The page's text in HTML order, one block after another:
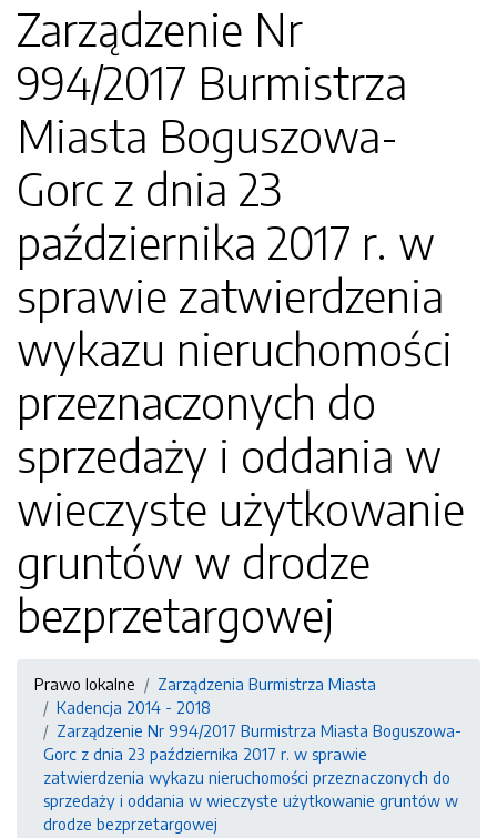
Zarządzenie Nr
994/2017 Burmistrza
Miasta Boguszowa-
Gorc z dnia 23
października 2017 r. w
sprawie zatwierdzenia
wykazu nieruchomości
przeznaczonych do
sprzedaży i oddania w
wieczyste użytkowanie
gruntów w drodze
bezprzetargowej
Prawo lokalne
Zarządzenia Burmistrza Miasta
Kadencja 2014 - 2018
Zarządzenie Nr 994/2017 Burmistrza Miasta Boguszowa-
Gorc z dnia 23 października 2017 r. w sprawie
zatwierdzenia wykazu nieruchomości przeznaczonych do
sprzedaży i oddania w wieczyste użytkowanie gruntów w
drodze bezprzetargowej